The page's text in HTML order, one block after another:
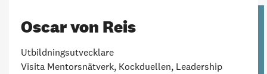
Oscar von Reis
Utbildningsutvecklare
Visita Mentorsnätverk, Kockduellen, Leadership